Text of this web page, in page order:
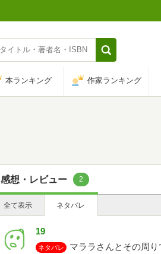
本ランキング 作家ランキング
感想・レビュー 2
全て表示 ネタバレ
19
ネタバレ
マララさんとその周